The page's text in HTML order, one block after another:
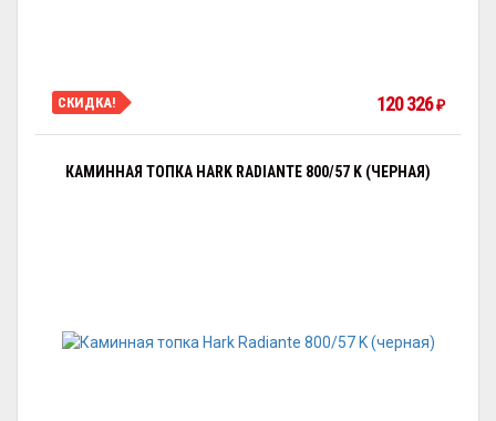
СКИДКА! 120 326₽
КАМИННАЯ ТОПКА HARK RADIANTE 800/57 K (ЧЕРНАЯ)